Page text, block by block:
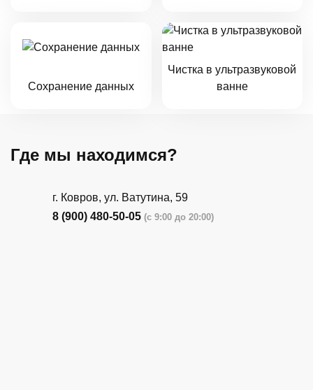
Сохранение данных
Чистка в ультразвуковой
ванне
Где мы находимся?
г. Ковров, ул. Ватутина, 59
8 (900) 480-50-05 (с 9:00 до 20:00)